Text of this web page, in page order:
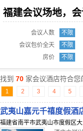
福建会议场地，
会议人数
不限
会议包价全天
不限
房价
不限
找到 70 家会议酒店符合您
1 2 3 4 5
武夷山嘉元千禧度假酒
福建省南平市武夷山市度假区